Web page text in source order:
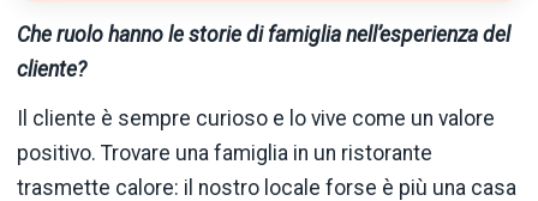
Che ruolo hanno le storie di famiglia nell’esperienza del
cliente?
Il cliente è sempre curioso e lo vive come un valore
positivo. Trovare una famiglia in un ristorante
trasmette calore: il nostro locale forse è più una casa